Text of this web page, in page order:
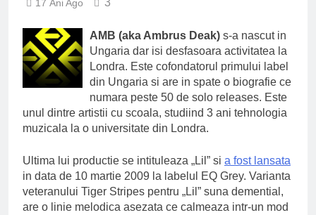
din Bacău
2 Ani Ago
17 Ani Ago
AMB (aka Ambrus Deak) s-a nascut in
Ungaria dar isi desfasoara activitatea la
Londra. Este cofondatorul primului label
din Ungaria si are in spate o biografie ce
numara peste 50 de solo releases. Este
unul dintre artistii cu scoala, studiind 3 ani tehnologia
muzicala la o universitate din Londra.
Ultima lui productie se intituleaza „Lil” si a fost lansata
in data de 10 martie 2009 la labelul EQ Grey. Varianta
veteranului Tiger Stripes pentru „Lil” suna demential,
are o linie melodica asezata ce calmeaza intr-un mod